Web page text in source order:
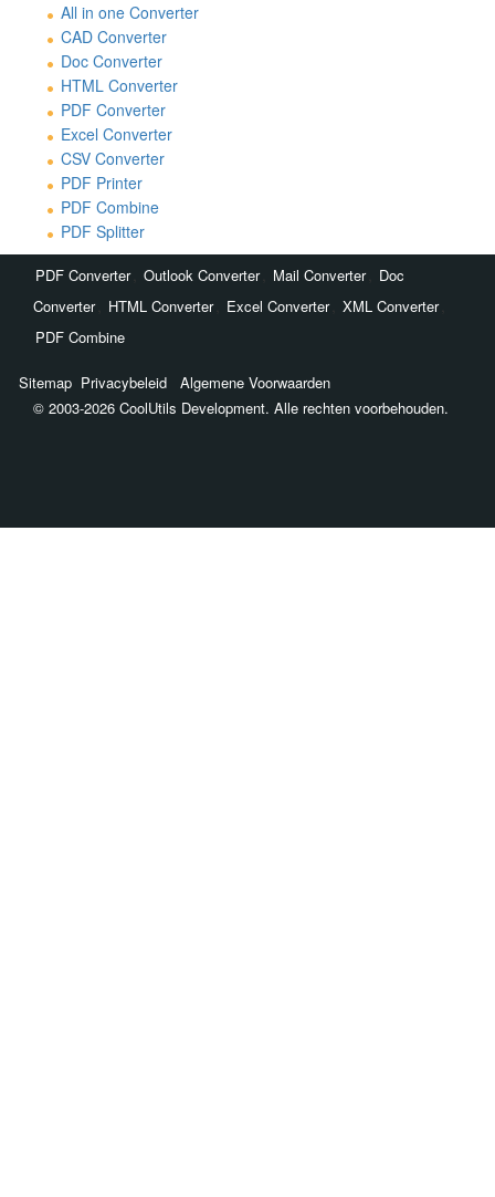
All in one Converter
CAD Converter
Doc Converter
HTML Converter
PDF Converter
Excel Converter
CSV Converter
PDF Printer
PDF Combine
PDF Splitter
PDF Converter Outlook Converter Mail Converter
Doc
Converter
HTML Converter Excel Converter XML Converter
PDF Combine
Sitemap Privacybeleid
Algemene Voorwaarden
© 2003-2026 CoolUtils Development. Alle rechten voorbehouden.